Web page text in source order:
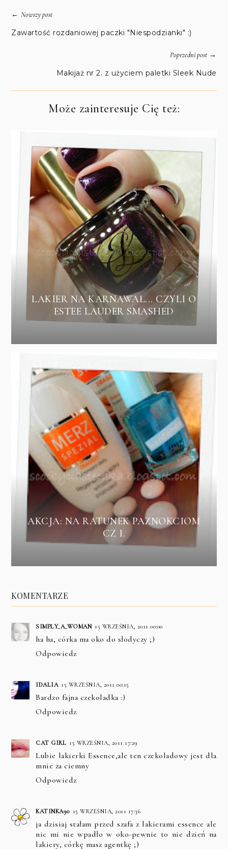
←Nowszy post
Zawartość rozdaniowej paczki "Niespodzianki" :)
Poprzedni post→
Makijaż nr 2. z użyciem paletki Sleek Nude
Może zainteresuje Cię też:
LAKIER NA KARNAWAŁ... CZYLI O
ESTEE LAUDER SMASHED
AKCJA: NA RATUNEK PAZNOKCIOM
CZ I.
KOMENTARZE
SIMPLY_A_WOMAN 15 WRZEŚNIA, 2011 00:00
ha ha, córka ma oko do słodyczy ;)
Odpowiedz
IDALIA 15 WRZEŚNIA, 2011 00:15
Bardzo fajna czekoladka :)
Odpowiedz
CAT GIRL 15 WRZEŚNIA, 2011 17:29
Lubie lakierki Essence,ale ten czekoladowy jest dla
mnie za ciemny
Odpowiedz
KATINKA90 15 WRZEŚNIA, 2011 17:36
ja dzisiaj stałam przed szafa z lakierami essence ale
nic mi nie wpadło w oko-pewnie to nie dzień na
lakiery, córkę masz agentkę ;)